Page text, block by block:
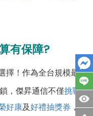
有保障?
擇！作為全台規模最
，傑昇通信不僅挑戰
好康及好禮抽獎券 ，